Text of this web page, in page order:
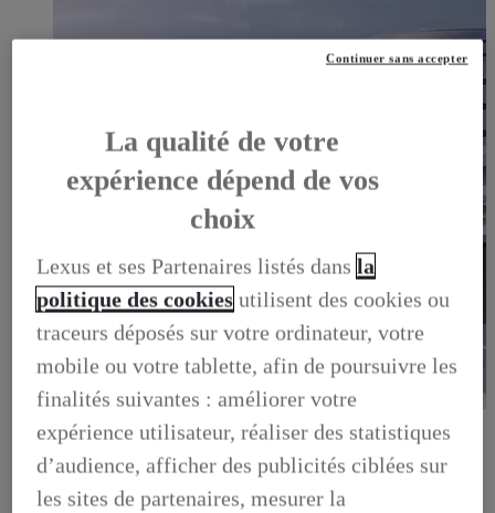
LEXUS PRÉFÉRENCE
DECOUVREZ LES VOITURES D'OCCASION
LABELLISEES LEXUS PREFERENCE
LEXUS PRÉFÉRENCE, DECOUVREZ LES VOITURES
D'OCCASION LABELLISEES LEXUS PREFERENCE
La qualité de votre
expérience dépend de vos
choix
Lexus et ses Partenaires listés dansla
politique des cookies utilisent des cookies ou
traceurs déposés sur votre ordinateur, votre
mobile ou votre tablette, afin de poursuivre les
finalités suivantes : améliorer votre
expérience utilisateur, réaliser des statistiques
d’audience, afficher des publicités ciblées sur
les sites de partenaires, mesurer la
Continuer sans accepter